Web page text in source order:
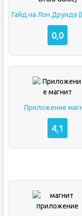
0,0
Приложение
4,1